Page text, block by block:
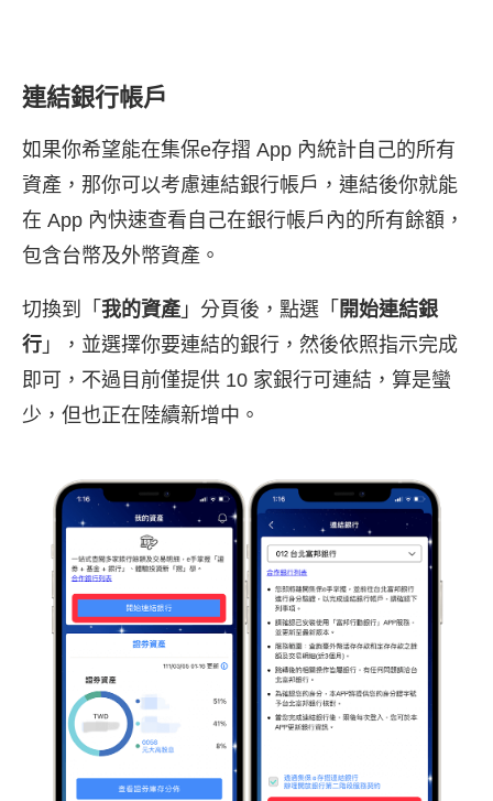
連結銀行帳戶
如果你希望能在集保e存摺 App 內統計自己的所有
資產，那你可以考慮連結銀行帳戶，連結後你就能
在 App 內快速查看自己在銀行帳戶內的所有餘額，
包含台幣及外幣資產。
切換到「 我的資產 」分頁後，點選「 開始連結銀
行 」，並選擇你要連結的銀行，然後依照指示完成
即可，不過目前僅提供 10 家銀行可連結，算是蠻
少，但也正在陸續新增中。